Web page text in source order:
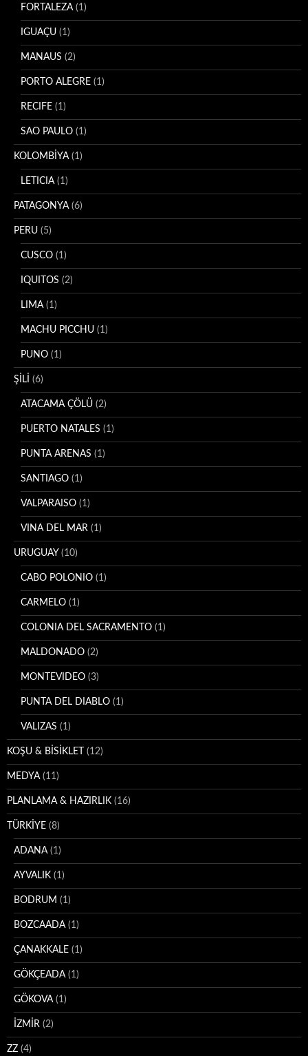
FORTALEZA(1)
IGUAÇU (1)
MANAUS (2)
PORTO ALEGRE (1)
RECIFE (1)
SAO PAULO (1)
KOLOMBİYA(1)
LETICIA(1)
PATAGONYA(6)
PERU (5)
CUSCO (1)
IQUITOS (2)
LIMA(1)
MACHU PICCHU (1)
PUNO (1)
ŞİLİ (6)
ATACAMA ÇÖLÜ (2)
PUERTO NATALES (1)
PUNTA ARENAS (1)
SANTIAGO (1)
VALPARAISO (1)
VINA DEL MAR (1)
URUGUAY (10)
CABO POLONIO (1)
CARMELO (1)
COLONIA DEL SACRAMENTO (1)
MALDONADO (2)
MONTEVIDEO (3)
PUNTA DEL DIABLO (1)
VALIZAS (1)
KOŞU & BİSİKLET (12)
MEDYA(11)
PLANLAMA & HAZIRLIK (16)
TÜRKİYE (8)
ADANA(1)
AYVALIK (1)
BODRUM (1)
BOZCAADA(1)
ÇANAKKALE (1)
GÖKÇEADA(1)
GÖKOVA(1)
İZMİR (2)
ZZ (4)